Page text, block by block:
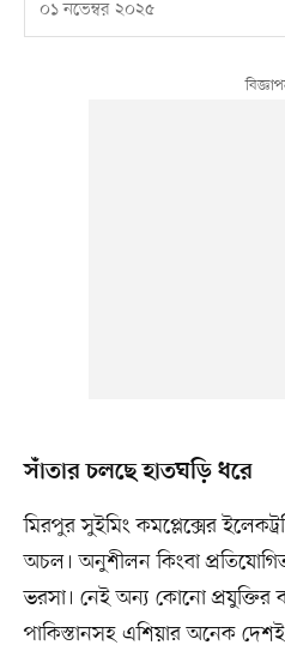
০১ নভেম্বর ২০২৫
‎সাঁতার চলছে হাতঘড়ি ধরে
মিরপুর সুইমিং কমপ্লেক্সের
অচল। অনুশীলন কিংবা
ভরসা। নেই অন্য কোনো প্রযুক্তির
পাকিস্তানসহ এশিয়ার অনেক